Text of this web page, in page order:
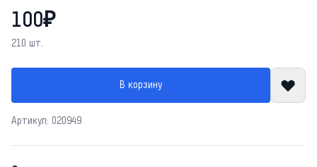
100₽
210 шт.
В корзину
Артикул: 020949